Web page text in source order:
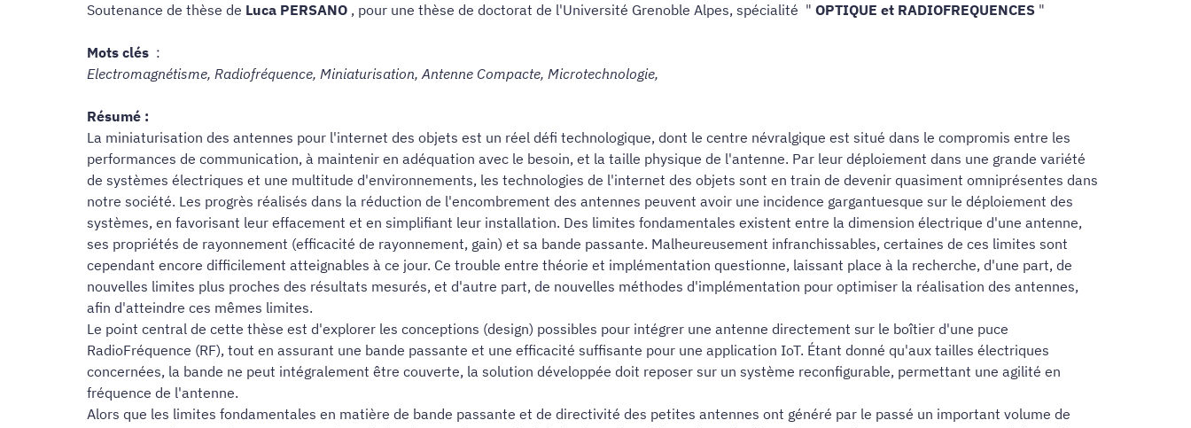
Soutenance de thèse de Luca PERSANO , pour une thèse de doctorat de l'Université Grenoble Alpes, spécialité " OPTIQUE et RADIOFREQUENCES "
Mots clés :
Electromagnétisme, Radiofréquence, Miniaturisation, Antenne Compacte, Microtechnologie,
Résumé :
La miniaturisation des antennes pour l'internet des objets est un réel défi technologique, dont le centre névralgique est situé dans le compromis entre les
performances de communication, à maintenir en adéquation avec le besoin, et la taille physique de l'antenne. Par leur déploiement dans une grande variété
de systèmes électriques et une multitude d'environnements, les technologies de l'internet des objets sont en train de devenir quasiment omniprésentes dans
notre société. Les progrès réalisés dans la réduction de l'encombrement des antennes peuvent avoir une incidence gargantuesque sur le déploiement des
systèmes, en favorisant leur effacement et en simplifiant leur installation. Des limites fondamentales existent entre la dimension électrique d'une antenne,
ses propriétés de rayonnement (efficacité de rayonnement, gain) et sa bande passante. Malheureusement infranchissables, certaines de ces limites sont
cependant encore difficilement atteignables à ce jour. Ce trouble entre théorie et implémentation questionne, laissant place à la recherche, d'une part, de
nouvelles limites plus proches des résultats mesurés, et d'autre part, de nouvelles méthodes d'implémentation pour optimiser la réalisation des antennes,
afin d'atteindre ces mêmes limites.
Le point central de cette thèse est d'explorer les conceptions (design) possibles pour intégrer une antenne directement sur le boîtier d'une puce
RadioFréquence (RF), tout en assurant une bande passante et une efficacité suffisante pour une application IoT. Étant donné qu'aux tailles électriques
concernées, la bande ne peut intégralement être couverte, la solution développée doit reposer sur un système reconfigurable, permettant une agilité en
fréquence de l'antenne.
Alors que les limites fondamentales en matière de bande passante et de directivité des petites antennes ont généré par le passé un important volume de